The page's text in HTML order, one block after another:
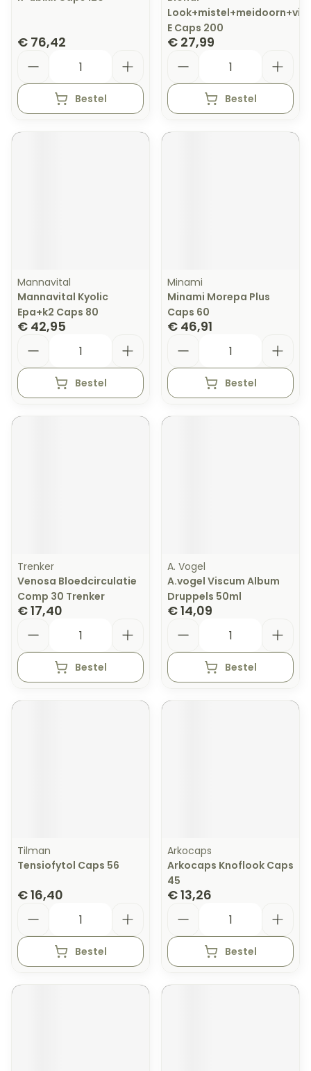
€ 76,42
Bestel
Look+mistel+meidoorn+vit
E Caps 200
€ 27,99
Bestel
Mannavital
Mannavital Kyolic
Epa+k2 Caps 80
€ 42,95
Bestel
Minami
Minami Morepa Plus
Caps 60
€ 46,91
Bestel
Trenker
Venosa Bloedcirculatie
Comp 30 Trenker
€ 17,40
Bestel
A. Vogel
A.vogel Viscum Album
Druppels 50ml
€ 14,09
Bestel
Tilman
Tensiofytol Caps 56
€ 16,40
Bestel
Arkocaps
Arkocaps Knoflook Caps
45
€ 13,26
Bestel